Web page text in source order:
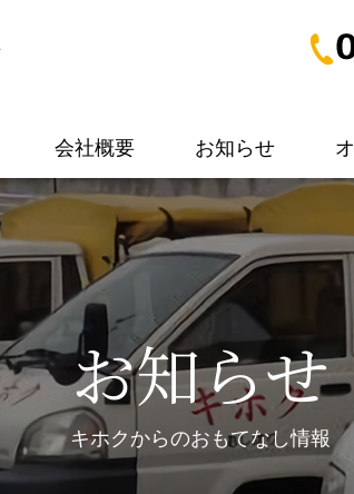
会社概要 お知らせ
お知らせ
キホクからのおもてなし情報